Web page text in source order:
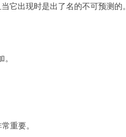
它出现时是出了名的不可预测的。
重要。